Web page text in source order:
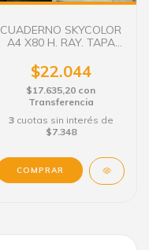
CUADERNO SKYCOLOR
A4 X80 H. RAY. TAPA
$22.044
$17.635,20 con
Transferencia
3 cuotas sin interés de
$7.348
COMPRAR